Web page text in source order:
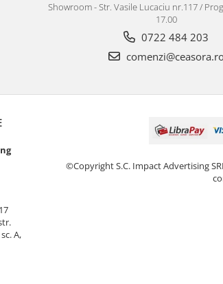
Showroom - Str. Vasile Lucaciu nr.117 /
17.00
0722 484 203
A,
©Copyright S.C. Impact Advertising